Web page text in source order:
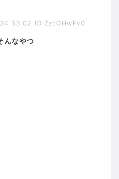
ID:ZztOHwFv0
んなやつ